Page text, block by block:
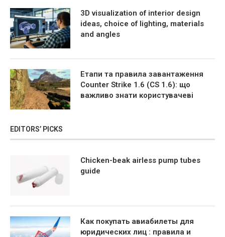
3D visualization of interior design
ideas, choice of lighting, materials
and angles
Етапи та правила завантаження
Counter Strike 1.6 (CS 1.6): що
важливо знати користувачеві
EDITORS’ PICKS
Chicken-beak airless pump tubes
guide
Как покупать авиабилеты для
юридических лиц : правила и